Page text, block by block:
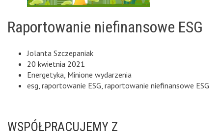
Raportowanie niefinansowe ESG
Jolanta Szczepaniak
20 kwietnia 2021
Energetyka Minione wydarzenia
esg raportowanie ESG raportowanie niefinansowe ESG
WSPÓŁPRACUJEMY Z